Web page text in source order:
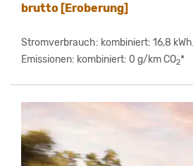
brutto [Eroberung]
Stromverbrauch: kombiniert: 16,8
Emissionen: kombiniert: 0 g/km CO2*